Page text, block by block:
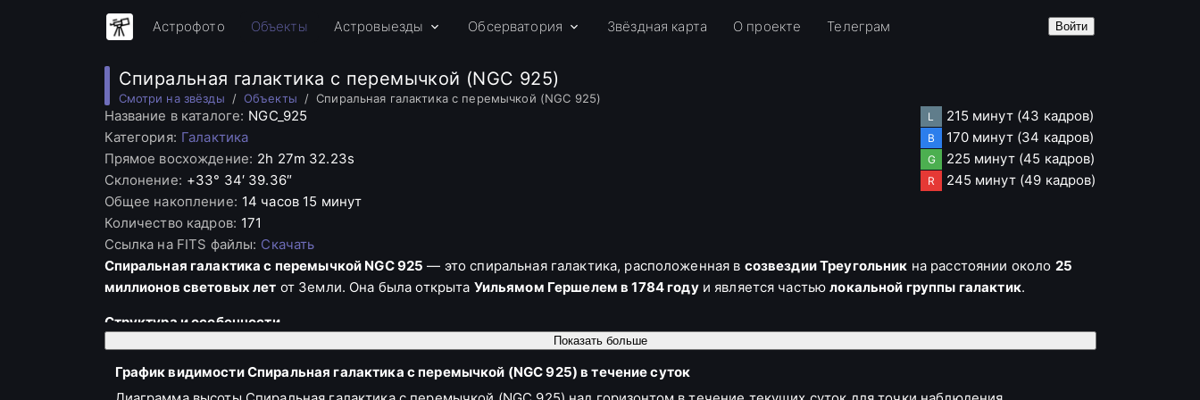
Астрофото Объекты Астровыезды Обсерватория Звёздная карта О проекте Телеграм Войти
Спиральная галактика с перемычкой (NGC 925)
Смотри на звёзды Объекты Спиральная галактика с перемычкой (NGC 925)
Название в каталоге: NGC_925
Категория: Галактика
Прямое восхождение: 2h 27m 32.23s
Склонение: +33° 34′ 39.36″
Общее накопление: 14 часов 15 минут
Количество кадров: 171
Ссылка на FITS файлы: Скачать
L 215 минут (43 кадров)
B 170 минут (34 кадров)
G 225 минут (45 кадров)
R 245 минут (49 кадров)
Спиральная галактика с перемычкой NGC 925 — это спиральная галактика, расположенная в созвездии Треугольник на расстоянии около 25
миллионов световых лет от Земли. Она была открыта Уильямом Гершелем в 1784 годуи является частьюлокальной группы галактик.
Структура и особенности
Перемычкагалактики имеет длину около12 000 световых лети ширину примерно
Показать больше
График видимости Спиральная галактика с перемычкой (NGC 925) в течение суток